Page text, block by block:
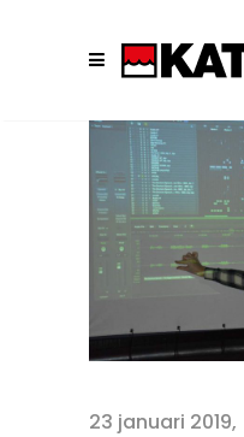
23 januari 2019